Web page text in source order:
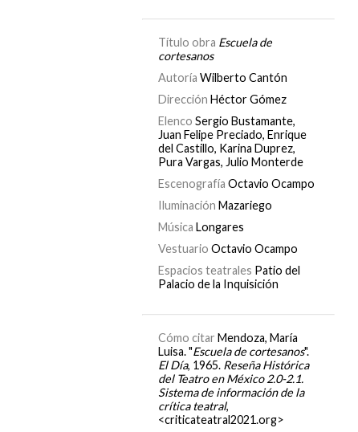
Título obra Escuela de
cortesanos
Autoría Wilberto Cantón
Dirección Héctor Gómez
Elenco Sergio Bustamante,
Juan Felipe Preciado, Enrique
del Castillo, Karina Duprez,
Pura Vargas, Julio Monterde
Escenografía Octavio Ocampo
Iluminación Mazariego
Música Longares
Vestuario Octavio Ocampo
Espacios teatrales Patio del
Palacio de la Inquisición
Cómo citar Mendoza, María
Luisa. "Escuela de cortesanos".
El Día, 1965. Reseña Histórica
del Teatro en México 2.0-2.1.
Sistema de información de la
crítica teatral,
<criticateatral2021.org>